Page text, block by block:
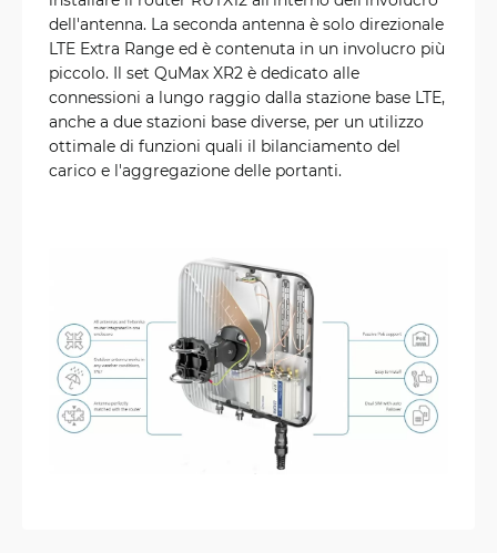
dell'antenna. La seconda antenna è solo direzionale
LTE Extra Range ed è contenuta in un involucro più
piccolo. Il set QuMax XR2 è dedicato alle
connessioni a lungo raggio dalla stazione base LTE,
anche a due stazioni base diverse, per un utilizzo
ottimale di funzioni quali il bilanciamento del
carico e l'aggregazione delle portanti.